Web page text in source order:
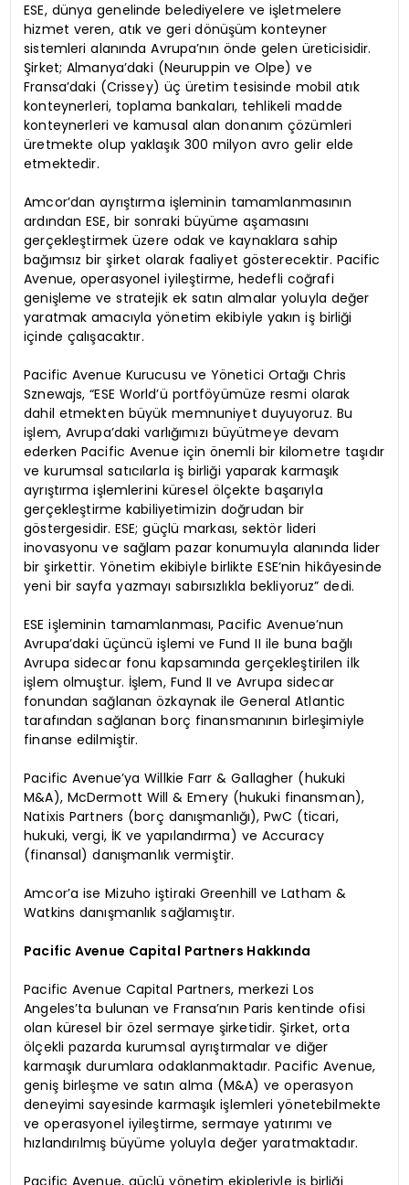
ESE, dünya genelinde belediyelere ve işletmelere
hizmet veren, atık ve geri dönüşüm konteyner
sistemleri alanında Avrupa’nın önde gelen üreticisidir.
Şirket; Almanya’daki (Neuruppin ve Olpe) ve
Fransa’daki (Crissey) üç üretim tesisinde mobil atık
konteynerleri, toplama bankaları, tehlikeli madde
konteynerleri ve kamusal alan donanım çözümleri
üretmekte olup yaklaşık 300 milyon avro gelir elde
etmektedir.
Amcor’dan ayrıştırma işleminin tamamlanmasının
ardından ESE, bir sonraki büyüme aşamasını
gerçekleştirmek üzere odak ve kaynaklara sahip
bağımsız bir şirket olarak faaliyet gösterecektir. Pacific
Avenue, operasyonel iyileştirme, hedefli coğrafi
genişleme ve stratejik ek satın almalar yoluyla değer
yaratmak amacıyla yönetim ekibiyle yakın iş birliği
içinde çalışacaktır.
Pacific Avenue Kurucusu ve Yönetici Ortağı Chris
Sznewajs, “ESE World’ü portföyümüze resmi olarak
dahil etmekten büyük memnuniyet duyuyoruz. Bu
işlem, Avrupa’daki varlığımızı büyütmeye devam
ederken Pacific Avenue için önemli bir kilometre taşıdır
ve kurumsal satıcılarla iş birliği yaparak karmaşık
ayrıştırma işlemlerini küresel ölçekte başarıyla
gerçekleştirme kabiliyetimizin doğrudan bir
göstergesidir. ESE; güçlü markası, sektör lideri
inovasyonu ve sağlam pazar konumuyla alanında lider
bir şirkettir. Yönetim ekibiyle birlikte ESE’nin hikâyesinde
yeni bir sayfa yazmayı sabırsızlıkla bekliyoruz” dedi.
ESE işleminin tamamlanması, Pacific Avenue’nun
Avrupa’daki üçüncü işlemi ve Fund II ile buna bağlı
Avrupa sidecar fonu kapsamında gerçekleştirilen ilk
işlem olmuştur. İşlem, Fund II ve Avrupa sidecar
fonundan sağlanan özkaynak ile General Atlantic
tarafından sağlanan borç finansmanının birleşimiyle
finanse edilmiştir.
Pacific Avenue’ya Willkie Farr & Gallagher (hukuki
M&A), McDermott Will & Emery (hukuki finansman),
Natixis Partners (borç danışmanlığı), PwC (ticari,
hukuki, vergi, İK ve yapılandırma) ve Accuracy
(finansal) danışmanlık vermiştir.
Amcor’a ise Mizuho iştiraki Greenhill ve Latham &
Watkins danışmanlık sağlamıştır.
Pacific Avenue Capital Partners Hakkında
Pacific Avenue Capital Partners, merkezi Los
Angeles’ta bulunan ve Fransa’nın Paris kentinde ofisi
olan küresel bir özel sermaye şirketidir. Şirket, orta
ölçekli pazarda kurumsal ayrıştırmalar ve diğer
karmaşık durumlara odaklanmaktadır. Pacific Avenue,
geniş birleşme ve satın alma (M&A) ve operasyon
deneyimi sayesinde karmaşık işlemleri yönetebilmekte
ve operasyonel iyileştirme, sermaye yatırımı ve
hızlandırılmış büyüme yoluyla değer yaratmaktadır.